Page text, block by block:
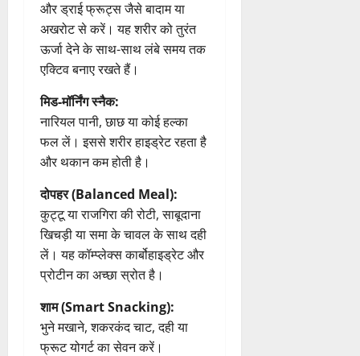
और ड्राई फ्रूट्स जैसे बादाम या
अखरोट से करें। यह शरीर को तुरंत
ऊर्जा देने के साथ-साथ लंबे समय तक
एक्टिव बनाए रखते हैं।
मिड-मॉर्निंग स्नैक:
नारियल पानी, छाछ या कोई हल्का
फल लें। इससे शरीर हाइड्रेट रहता है
और थकान कम होती है।
दोपहर (Balanced Meal):
कुट्टू या राजगिरा की रोटी, साबूदाना
खिचड़ी या समा के चावल के साथ दही
लें। यह कॉम्प्लेक्स कार्बोहाइड्रेट और
प्रोटीन का अच्छा स्रोत है।
शाम (Smart Snacking):
भुने मखाने, शकरकंद चाट, दही या
फ्रूट योगर्ट का सेवन करें।